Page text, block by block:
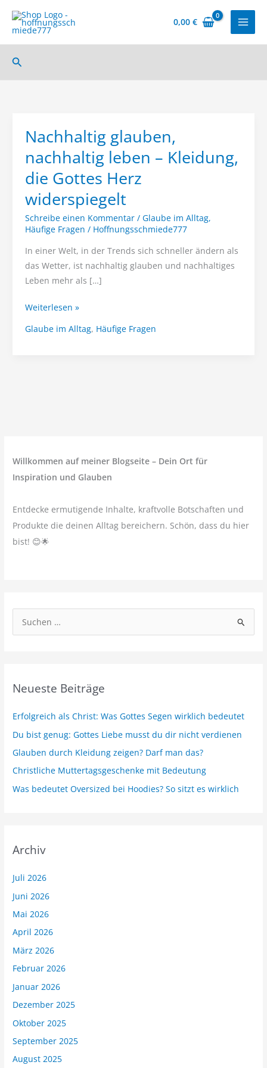
Inhalt
springen
0,00 €
Suchen
Nachhaltig glauben,
nachhaltig leben – Kleidung,
die Gottes Herz
widerspiegelt
Schreibe einen Kommentar / Glaube im Alltag,
Häufige Fragen / Hoffnungsschmiede777
In einer Welt, in der Trends sich schneller ändern als
das Wetter, ist nachhaltig glauben und nachhaltiges
Leben mehr als […]
Nachhaltig
Weiterlesen »
Glaube im Alltag, Häufige Fragen
Willkommen auf meiner Blogseite – Dein Ort für
Inspiration und Glauben
Entdecke ermutigende Inhalte, kraftvolle Botschaften und
Produkte die deinen Alltag bereichern. Schön, dass du hier
bist! 😊🌟
u
n
n
:
Neueste Beiträge
Erfolgreich als Christ: Was Gottes Segen wirklich bedeutet
Du bist genug: Gottes Liebe musst du dir nicht verdienen
Glauben durch Kleidung zeigen? Darf man das?
Christliche Muttertagsgeschenke mit Bedeutung
Was bedeutet Oversized bei Hoodies? So sitzt es wirklich
Archiv
Juli 2026
Juni 2026
Mai 2026
April 2026
März 2026
Februar 2026
Januar 2026
Dezember 2025
Oktober 2025
September 2025
August 2025